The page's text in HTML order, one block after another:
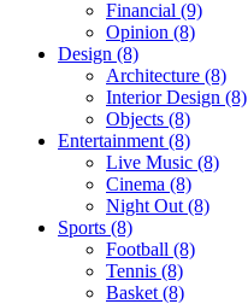
Financial (9)
Opinion (8)
Design (8)
Architecture (8)
Interior Design (8)
Objects (8)
Entertainment (8)
Live Music (8)
Cinema (8)
Night Out (8)
Sports (8)
Football (8)
Tennis (8)
Basket (8)